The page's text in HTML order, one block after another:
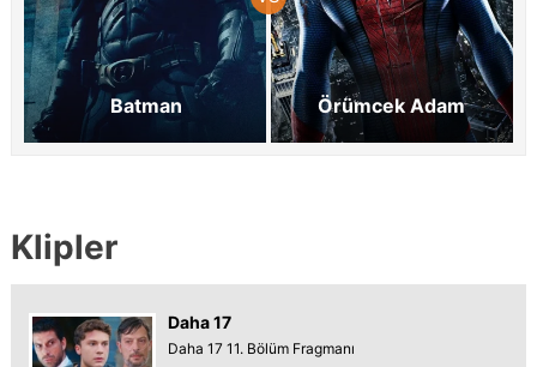
Batman Örümcek Adam
Klipler
Daha 17
Daha 17 11. Bölüm Fragmanı